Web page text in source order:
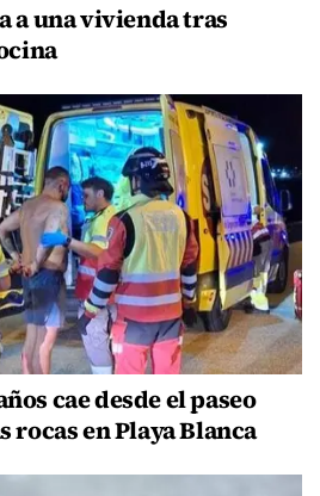
a una vivienda tras
cae desde el paseo
en Playa Blanca